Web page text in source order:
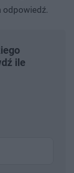
odpowiedź.
ile